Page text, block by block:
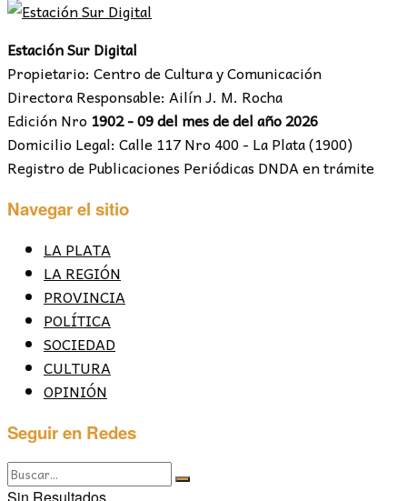
Estación Sur Digital
Propietario: Centro de Cultura y Comunicación
Directora Responsable: Ailín J. M. Rocha
Edición Nro 1902 - 09 del mes de del año 2026
Domicilio Legal: Calle 117 Nro 400 - La Plata (1900)
Registro de Publicaciones Periódicas DNDA en trámite
Navegar el sitio
LA PLATA
LA REGIÓN
PROVINCIA
POLÍTICA
SOCIEDAD
CULTURA
OPINIÓN
Seguir en Redes
Sin Resultados